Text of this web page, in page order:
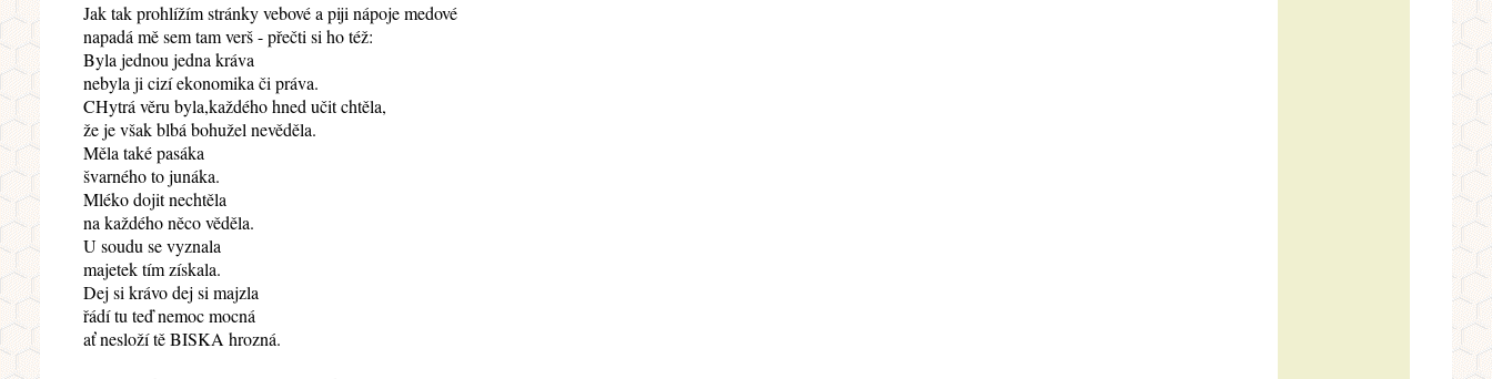
Jak tak prohlížím stránky vebové a piji nápoje medové
napadá mě sem tam verš - přečti si ho též:
Byla jednou jedna kráva
nebyla ji cizí ekonomika či práva.
CHytrá věru byla,každého hned učit chtěla,
že je však blbá bohužel nevěděla.
Měla také pasáka
švarného to junáka.
Mléko dojit nechtěla
na každého něco věděla.
U soudu se vyznala
majetek tím získala.
Dej si krávo dej si majzla
řádí tu teď nemoc mocná
ať nesloží tě BISKA hrozná.